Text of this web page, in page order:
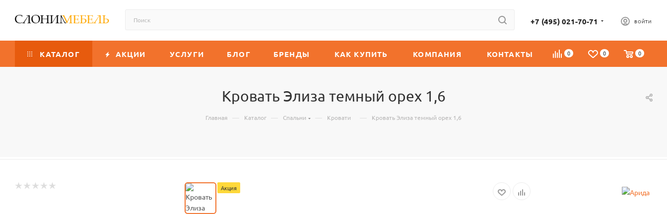
+7 (495) 021-70-71 ВОЙТИ
0 0 0
КАТАЛОГ АКЦИИ УСЛУГИ БЛОГ БРЕНДЫ КАК КУПИТЬ КОМПАНИЯ КОНТАКТЫ
Кровать Элиза темный орех 1,6
Главная — Каталог — Спальни — Кровати — Кровать Элиза темный орех 1,6
Акция